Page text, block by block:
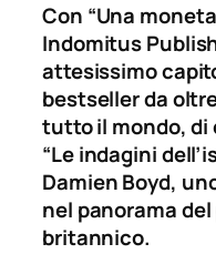
Con “Una
Indomitus
attesissimo
bestseller da
tutto il mondo, di
“Le indagini
Damien Boyd,
nel panorama
britannico.